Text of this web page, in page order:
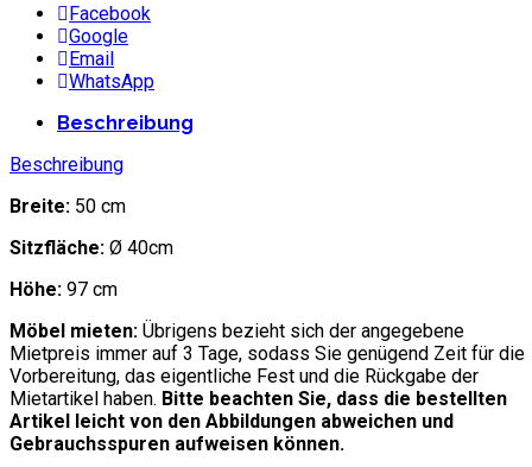
Facebook
Google
Email
WhatsApp
Beschreibung
Beschreibung
Breite: 50 cm
Sitzfläche: Ø 40cm
Höhe: 97 cm
Möbel mieten: Übrigens bezieht sich der angegebene
Mietpreis immer auf 3 Tage, sodass Sie genügend Zeit für die
Vorbereitung, das eigentliche Fest und die Rückgabe der
Mietartikel haben. Bitte beachten Sie, dass die bestellten
Artikel leicht von den Abbildungen abweichen und
Gebrauchsspuren aufweisen können.